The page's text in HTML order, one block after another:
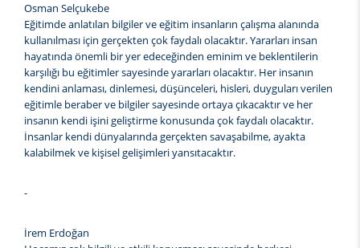
Osman Selçukebe
Eğitimde anlatılan bilgiler ve eğitim insanların çalışma alanında
kullanılması için gerçekten çok faydalı olacaktır. Yararları insan
hayatında önemli bir yer edeceğinden eminim ve beklentilerin
karşılığı bu eğitimler sayesinde yararları olacaktır. Her insanın
kendini anlaması, dinlemesi, düşünceleri, hisleri, duyguları verilen
eğitimle beraber ve bilgiler sayesinde ortaya çıkacaktır ve her
insanın kendi işini geliştirme konusunda çok faydalı olacaktır.
İnsanlar kendi dünyalarında gerçekten savaşabilme, ayakta
kalabilmek ve kişisel gelişimleri yansıtacaktır.
-
İrem Erdoğan